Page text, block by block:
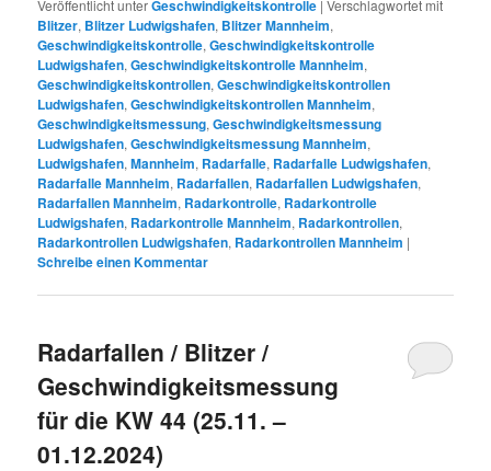
Veröffentlicht unterGeschwindigkeitskontrolle |Verschlagwortet mit
Blitzer, Blitzer Ludwigshafen, Blitzer Mannheim,
Geschwindigkeitskontrolle,Geschwindigkeitskontrolle
Ludwigshafen,Geschwindigkeitskontrolle Mannheim,
Geschwindigkeitskontrollen,Geschwindigkeitskontrollen
Ludwigshafen,Geschwindigkeitskontrollen Mannheim,
Geschwindigkeitsmessung,Geschwindigkeitsmessung
Ludwigshafen,Geschwindigkeitsmessung Mannheim,
Ludwigshafen,Mannheim, Radarfalle, Radarfalle Ludwigshafen,
Radarfalle Mannheim, Radarfallen, Radarfallen Ludwigshafen,
Radarfallen Mannheim, Radarkontrolle, Radarkontrolle
Ludwigshafen, Radarkontrolle Mannheim, Radarkontrollen,
Radarkontrollen Ludwigshafen, Radarkontrollen Mannheim |
Schreibe einen Kommentar
Radarfallen / Blitzer /
Geschwindigkeitsmessung
für die KW 44 (25.11. –
01.12.2024)